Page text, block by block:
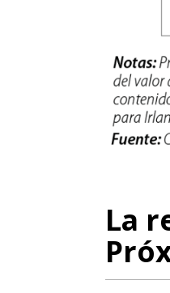
La